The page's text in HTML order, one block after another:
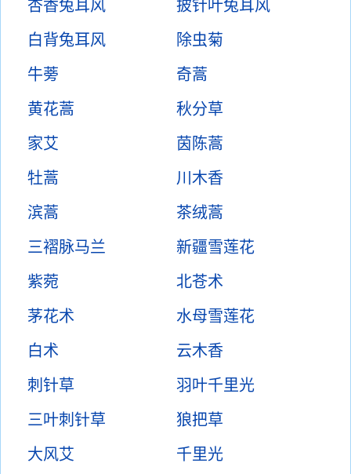
杏香兔耳风
披针叶兔耳风
白背兔耳风
除虫菊
牛蒡
奇蒿
黄花蒿
秋分草
家艾
茵陈蒿
牡蒿
川木香
滨蒿
茶绒蒿
三褶脉马兰
新疆雪莲花
紫菀
北苍术
茅花术
水母雪莲花
白术
云木香
刺针草
羽叶千里光
三叶刺针草
狼把草
大风艾
千里光